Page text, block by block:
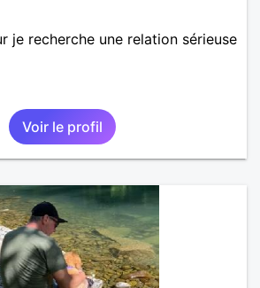
je recherche une relation sérieuse
Voir le profil